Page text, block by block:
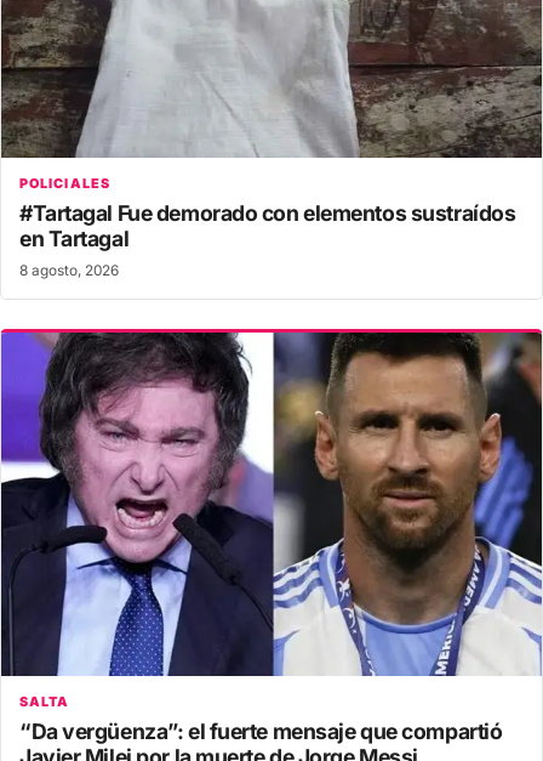
POLICIALES
#Tartagal Fue demorado con elementos sustraídos
en Tartagal
8 agosto, 2026
SALTA
“Da vergüenza”: el fuerte mensaje que compartió